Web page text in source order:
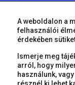
© 2026 Győr
A weboldalon a
felhasználói
érdekében
Ismerje meg
arról, hogy
használunk, vagy